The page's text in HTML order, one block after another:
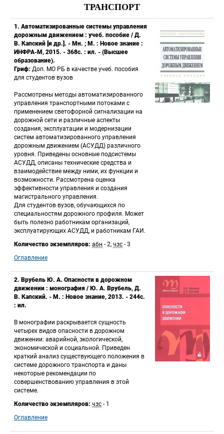
ТРАНСПОРТ
1. Автоматизированные системы управления
дорожным движением : учеб. пособие / Д.
В. Капский [и др.]. - Мн. ; М. : Новое знание :
ИНФРА-М, 2015. - 368с. : ил. - (Высшее
образование).
Гриф: Доп. МО РБ в качестве учеб. пособия
для студентов вузов
Рассмотрены методы автоматизированного
управления транспортными потоками с
применением светофорной сигнализации на
дорожной сети и различные аспекты
создания, эксплуатации и модернизации
систем автоматизированного управления
дорожным движением (АСУДД) различного
уровня. Приведены основные подсистемы
АСУДД, описаны технические средства и
взаимодействие между ними, их функции и
возможности. Рассмотрена оценка
эффективности управления и создания
магистрального управления.
Для студентов вузов, обучающихся по
специальностям дорожного профиля. Может
быть полезно работникам организаций,
эксплуатирующих АСУДД, и работникам ГАИ.
Количество экземпляров: абн - 2, чзс - 3
Оглавление
2. Врубель Ю. А. Опасности в дорожном
движении : монография / Ю. А. Врубель, Д.
В. Капский. - М. : Новое знание, 2013. - 244с.
: ил.
В монографии раскрывается сущность
четырех видов опасности в дорожном
движении: аварийной, экологической,
экономической и социальной. Приведен
краткий анализ существующего положения в
системе дорожного транспорта и даны
некоторые рекомендации по
совершенствованию управления в этой
системе.
Количество экземпляров: чзс - 1
Оглавление